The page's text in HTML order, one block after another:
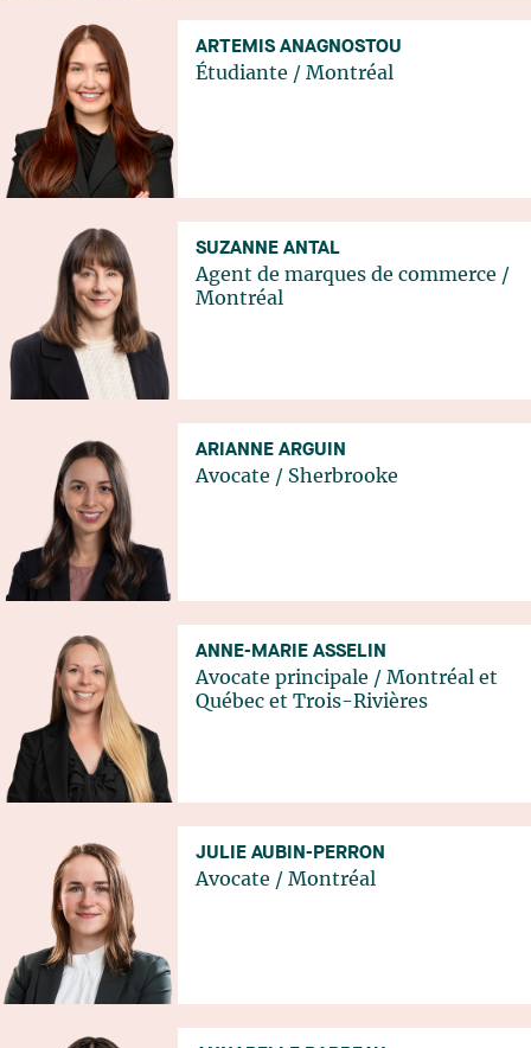
ARTEMIS ANAGNOSTOU
Étudiante / Montréal
SUZANNE ANTAL
Agent de marques de commerce /
Montréal
ARIANNE ARGUIN
Avocate / Sherbrooke
ANNE-MARIE ASSELIN
Avocate principale / Montréal
et
Québec et Trois-Rivières
JULIE AUBIN-PERRON
Avocate / Montréal